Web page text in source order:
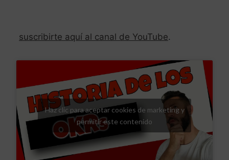
suscribirte aquí al canal de YouTube.
Haz clic para aceptar cookies de marketing y
permitir este contenido